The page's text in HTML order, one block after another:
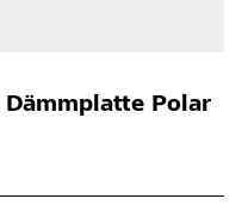
Dämmplatte Polar